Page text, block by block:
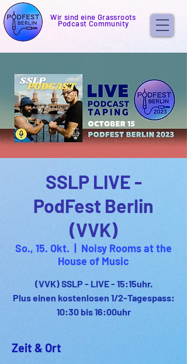
Wir sind eine Grassroots
Podcast Community
SSLP LIVE -
PodFest Berlin
(VVK)
So., 15. Okt.
Noisy Rooms at the
House of Music
(VVK) SSLP - LIVE - 15:15uhr.
Plus einen kostenlosen 1/2-Tagespass:
10:30 bis 16:00uhr
Zeit & Ort